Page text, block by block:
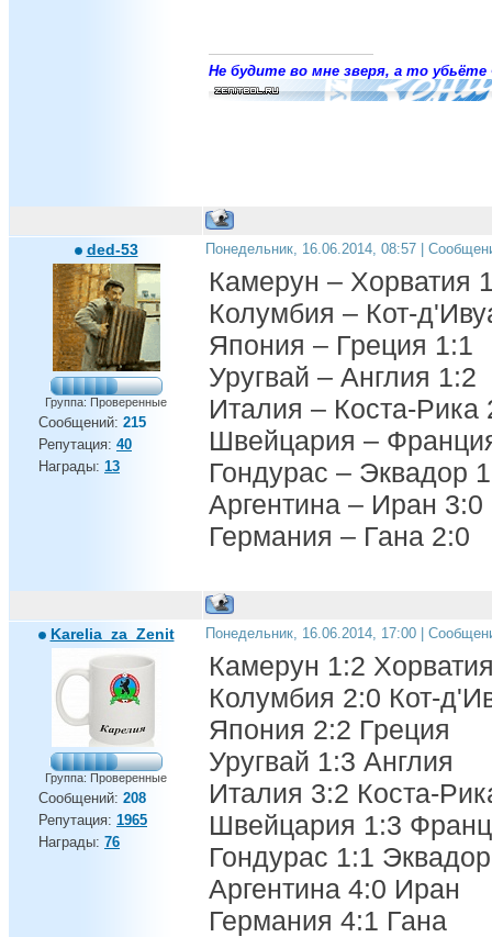
Не будите во мне зверя, а то убьёте
ded-53
Группа: Проверенные
Сообщений: 215
Репутация: 40
Награды: 13
Понедельник, 16.06.2014, 08:57 |
Камерун – Хорватия
Колумбия – Кот-
Япония – Греция 1:1
Уругвай – Англия 1:2
Италия – Коста-Рика
Швейцария –
Гондурас – Эквадор
Аргентина – Иран 3:0
Германия – Гана 2:0
Karelia_za_Zenit
Группа: Проверенные
Сообщений: 208
Репутация: 1965
Награды: 76
Понедельник, 16.06.2014, 17:00 |
Камерун 1:2
Колумбия 2:0 Кот-
Япония 2:2 Греция
Уругвай 1:3 Англия
Италия 3:2 Коста-
Швейцария 1:3
Гондурас 1:1 Эквадор
Аргентина 4:0 Иран
Германия 4:1 Гана